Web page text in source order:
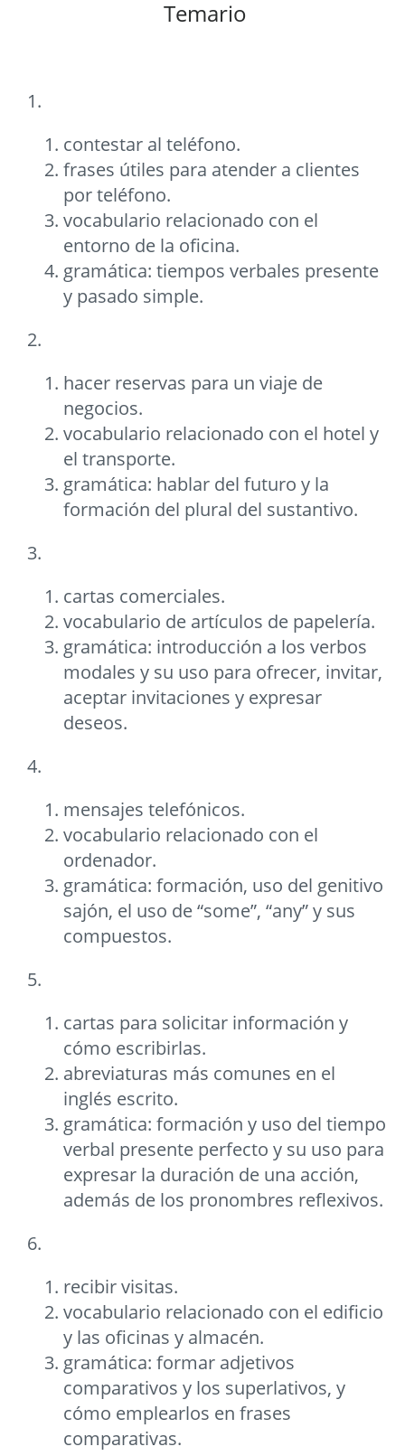
Temario
1.
contestar al teléfono.
frases útiles para atender a clientes
por teléfono.
vocabulario relacionado con el
entorno de la oficina.
gramática: tiempos verbales presente
y pasado simple.
2.
hacer reservas para un viaje de
negocios.
vocabulario relacionado con el hotel y
el transporte.
gramática: hablar del futuro y la
formación del plural del sustantivo.
3.
cartas comerciales.
vocabulario de artículos de papelería.
gramática: introducción a los verbos
modales y su uso para ofrecer, invitar,
aceptar invitaciones y expresar
deseos.
4.
mensajes telefónicos.
vocabulario relacionado con el
ordenador.
gramática: formación, uso del genitivo
sajón, el uso de “some”, “any” y sus
compuestos.
5.
cartas para solicitar información y
cómo escribirlas.
abreviaturas más comunes en el
inglés escrito.
gramática: formación y uso del tiempo
verbal presente perfecto y su uso para
expresar la duración de una acción,
además de los pronombres reflexivos.
6.
recibir visitas.
vocabulario relacionado con el edificio
y las oficinas y almacén.
gramática: formar adjetivos
comparativos y los superlativos, y
cómo emplearlos en frases
comparativas.